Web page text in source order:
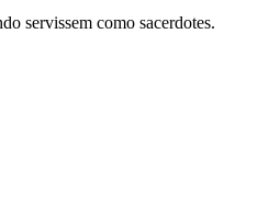
servissem como sacerdotes.